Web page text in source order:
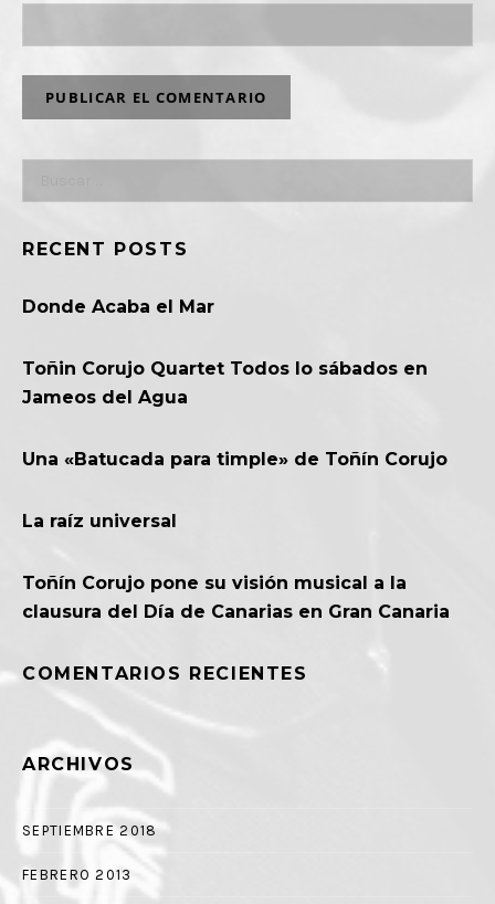
RECENT POSTS
Donde Acaba el Mar
Toñin Corujo Quartet Todos lo sábados en
Jameos del Agua
Una «Batucada para timple» de Toñín Corujo
La raíz universal
Toñín Corujo pone su visión musical a la
clausura del Día de Canarias en Gran Canaria
COMENTARIOS RECIENTES
ARCHIVOS
SEPTIEMBRE 2018
FEBRERO 2013